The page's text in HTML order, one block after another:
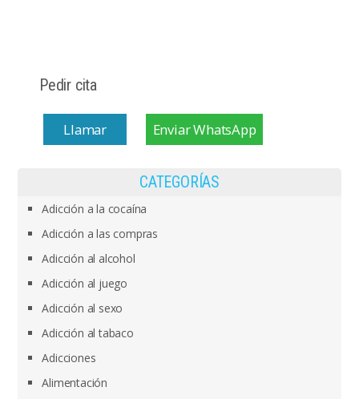
Pedir cita
Llamar Enviar WhatsApp
CATEGORÍAS
Adicción a la cocaína
Adicción a las compras
Adicción al alcohol
Adicción al juego
Adicción al sexo
Adicción al tabaco
Adicciones
Alimentación